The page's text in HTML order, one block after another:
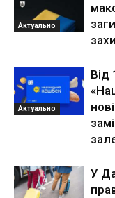
Актуально
Актуально
Від
У